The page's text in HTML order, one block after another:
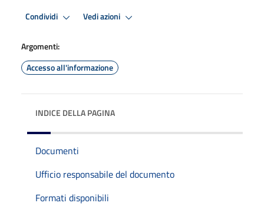
Condividi Vedi azioni
Argomenti:
Accesso all'informazione
INDICE DELLA PAGINA
Documenti
Ufficio responsabile del documento
Formati disponibili